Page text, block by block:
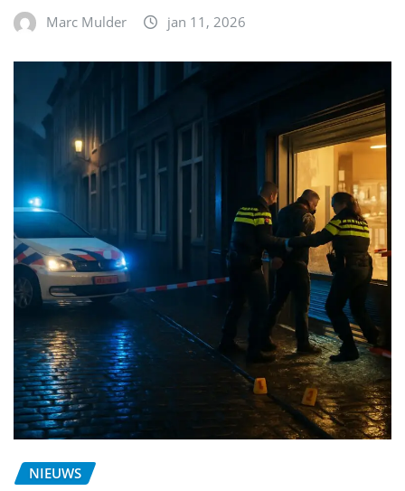
Marc Mulder jan 11, 2026
NIEUWS